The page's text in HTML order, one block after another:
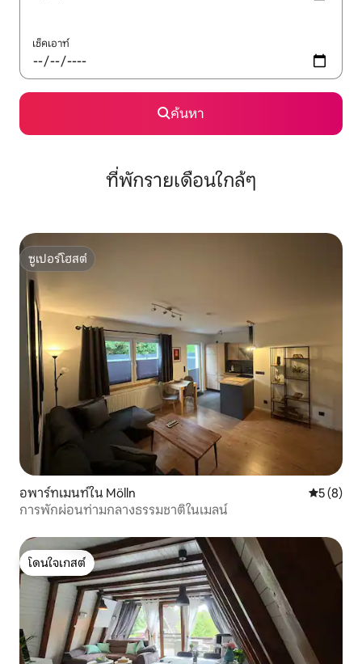
เช็คเอาท์
ค้นหา
ที่พักรายเดือนใกล้ๆ
ซูเปอร์โฮสต์
ซูเปอร์โฮสต์
อพาร์ทเมนท์ใน Mölln คะแนนเฉ
5 (8)
การพักผ่อนท่ามกลางธรรมชาติในเมลน์
โดนใจเกสต์
โดนใจเกสต์